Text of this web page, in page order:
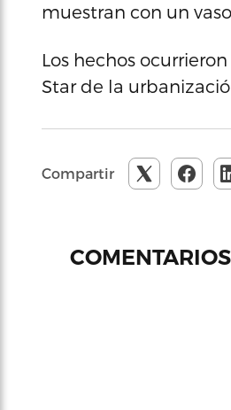
muestran con un
Los hechos
Star de la
Compartir
COMENTARIOS